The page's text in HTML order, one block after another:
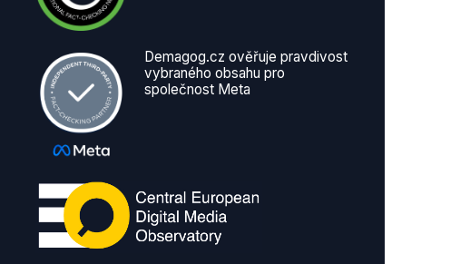
Demagog.cz ověřuje pravdivost
vybraného obsahu pro
společnost Meta